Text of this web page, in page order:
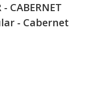
CABERNET
- Cabernet